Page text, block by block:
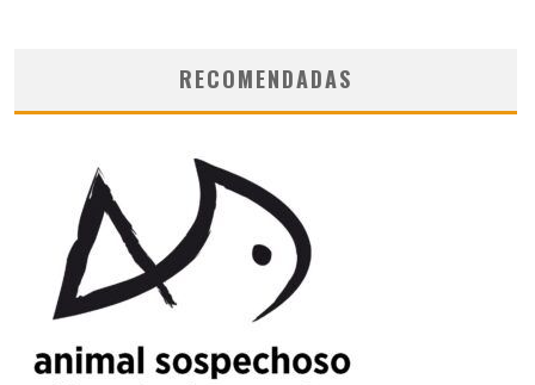
RECOMENDADAS